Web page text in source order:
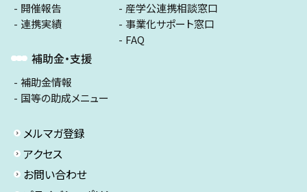
開催報告
連携実績
補助金・支援
補助金情報
国等の助成メニュー
産学公連携相談窓口
事業化サポート窓口
FAQ
メルマガ登録
アクセス
お問い合わせ